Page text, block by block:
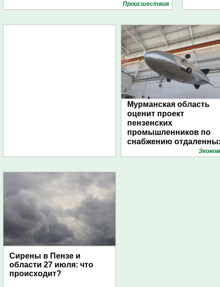
Проиcшествия
Мурманская область
оценит проект
пензенских
промышленников по
снабжению
поселений с помощью
Сирены в Пензе и
области 27 июля: что
происходит?